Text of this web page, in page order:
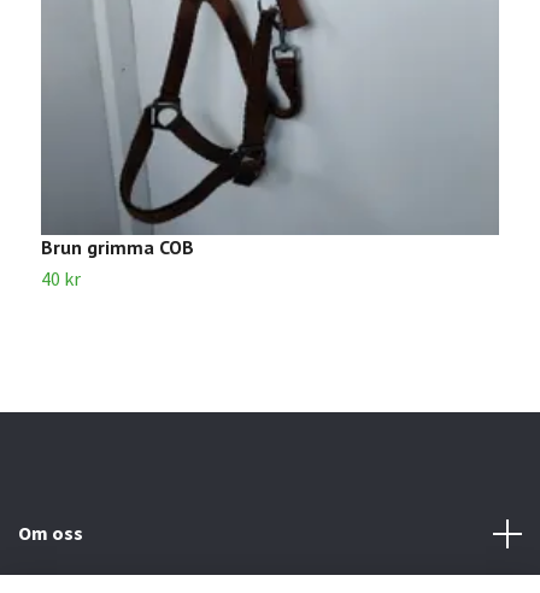
Brun grimma COB
40 kr
Om oss